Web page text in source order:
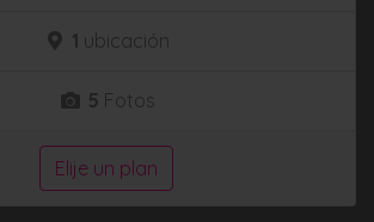
1 ubicación
5 Fotos
Elije un plan